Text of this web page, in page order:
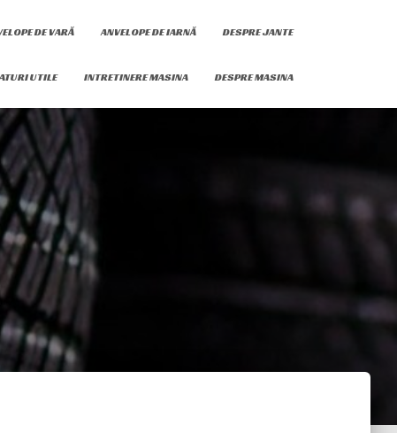
DE VARĂ ANVELOPE DE IARNĂ DESPRE JANTE
UTILE INTRETINERE MASINA DESPRE MASINA